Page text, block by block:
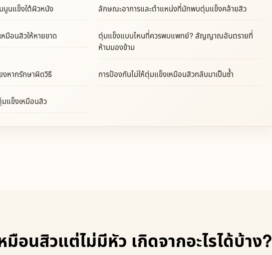
นูนแข็งใต้ผิวหนัง ลักษณะอาการและตำแหน่งที่มักพบตุ่มแข็งคล้ายสิว
มือนสิวให้หายขาด
ตุ่มแข็งแบบไหนที่ควรพบแพทย์? สัญญาณอันตรายที่
ห้ามมองข้าม
งหากรักษาผิดวิธี การป้องกันไม่ให้ตุ่มแข็งเหมือนสิวกลับมาเป็นซ้ำ
แข็งเหมือนสิว
อนสิวแต่ไม่มีหัว เกิดจากอะไรได้บ้าง?